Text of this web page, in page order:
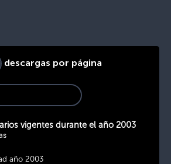
descargas por página
vigentes durante el año 2003
año 2003